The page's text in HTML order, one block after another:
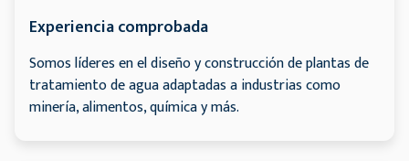
Experiencia comprobada
Somos líderes en el diseño y construcción de plantas de
tratamiento de agua adaptadas a industrias como
minería, alimentos, química y más.